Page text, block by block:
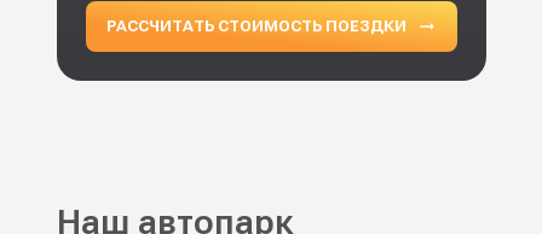
РАССЧИТАТЬ СТОИМОСТЬ ПОЕЗДКИ
Наш автопарк